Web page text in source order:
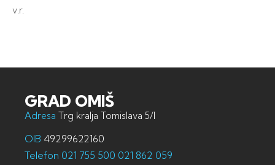
v.r.
GRAD OMIŠ
Adresa Trg kralja Tomislava 5/I
OIB 49299622160
Telefon 021 755 500 021 862 059